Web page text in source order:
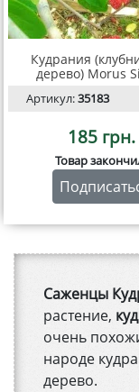
Саженцы
растение,
очень
народе
дерево.
Кудрания
дерево) Morus
Артикул:35183
185 грн.
Товар